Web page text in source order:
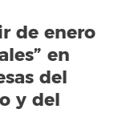
de enero
en
del
y del